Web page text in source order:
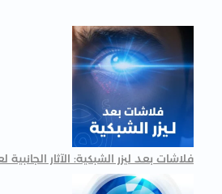
فلاشات بعد ليزر الشبكية: الآثار الجانبية